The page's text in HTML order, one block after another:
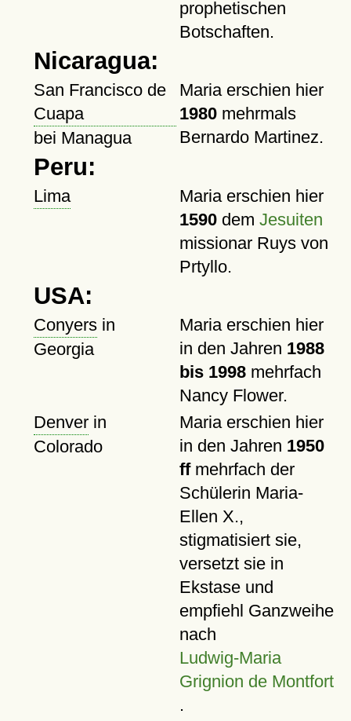
prophetischen
Botschaften.
Nicaragua:
San Francisco de
Cuapa
bei Managua
Maria erschien hier
1980mehrmals
Bernardo Martinez.
Peru:
Lima
Maria erschien hier
1590dem Jesuiten
missionar Ruys von
Prtyllo.
USA:
Conyersin
Georgia
Maria erschien hier
in den Jahren 1988
bis 1998mehrfach
Nancy Flower.
Denverin
Colorado
Maria erschien hier
in den Jahren 1950
ffmehrfach der
Schülerin Maria-
Ellen X.,
stigmatisiert sie,
versetzt sie in
Ekstase und
empfiehl Ganzweihe
nach
Ludwig-Maria
Grignion de Montfort
.